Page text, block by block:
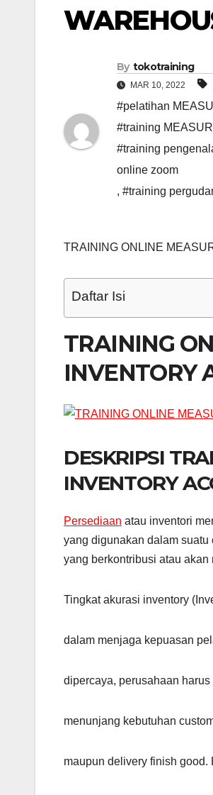
By tokotraining
MAR 10, 2022
#pelatihan
#training
#training
online zoom
, #training
TRAINING ONLINE
Daftar Isi
TRAINING
INVENTORY
DESKRIPSI
INVENTORY
Persediaan atau inventori
yang digunakan dalam
yang berkontribusi atau
Tingkat akurasi inventory
dalam menjaga kepuasan
dipercaya, perusahaan
menunjang kebutuhan
maupun delivery finish good.